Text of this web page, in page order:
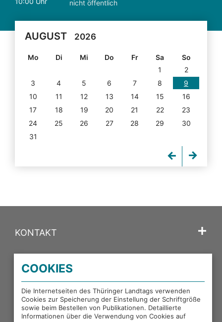
nicht öffentlich
AUGUST 2026
Mo Di Mi Do Fr Sa
So
1
2
3
4 5 6 7 8
9
10
11 12 13 14 15
16
17
18 19 20 21 22
23
24
25 26 27 28 29
30
31
KONTAKT
PORTALE DES THÜRINGER LANDTAGS
EXTERNE LINKS
COOKIES
Die Internetseiten des Thüringer Landtags verwenden
Cookies zur Speicherung der Einstellung der Schriftgröße
sowie beim Bestellen von Publikationen. Detaillierte
Informationen über die Verwendung von Cookies auf